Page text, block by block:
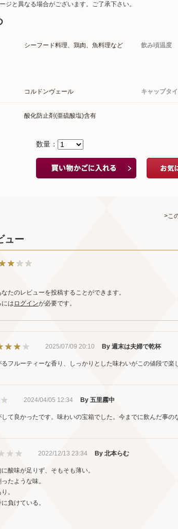
ジと異なる場合がございます。ご了承下さい。
シーフード料理、鶏肉、魚料理など 飲み頃温度
コルドンヴェール キャップタ
酸化防止剤(亜硫酸塩)含有
数量：
>こ
ュー
たのレビューを投稿することができます。
は ログインが必要です。
2025/07/09 20:10 By 週末は夫婦で乾杯
フルーティーな香り、しっかりとした味わいがこの値段で楽
2024/04/05 12:34 By 五里霧中
て良かったです。味わいの宝箱でした。今までに飲んだ事の
2022/12/13 23:34 By 北本らむ
酸味が足りず、そもそも薄い。
たような味。
。
負けている。